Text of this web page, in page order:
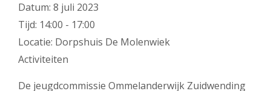
Datum: 8 juli 2023
Tijd: 14:00 - 17:00
Locatie: Dorpshuis De Molenwiek
Activiteiten
De jeugdcommissie Ommelanderwijk Zuidwending